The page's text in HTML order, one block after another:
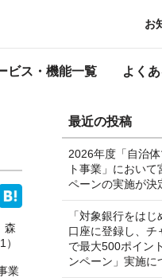
ビス・機能一覧 よく
お
森
業
最近の投稿
2026年度「自治
ト事業」におい
ペーンの実施が決
「対象銀行をは
口座に登録し、チ
で最大500ポイン
ンペーン」実施に